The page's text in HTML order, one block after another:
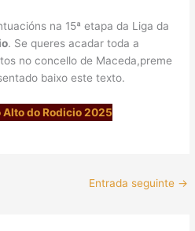
na 15ª etapa da Liga da
. Se queres acadar toda a
no concello de Maceda,preme
baixo este texto.
Alto do Rodicio 2025
Entrada seguinte →